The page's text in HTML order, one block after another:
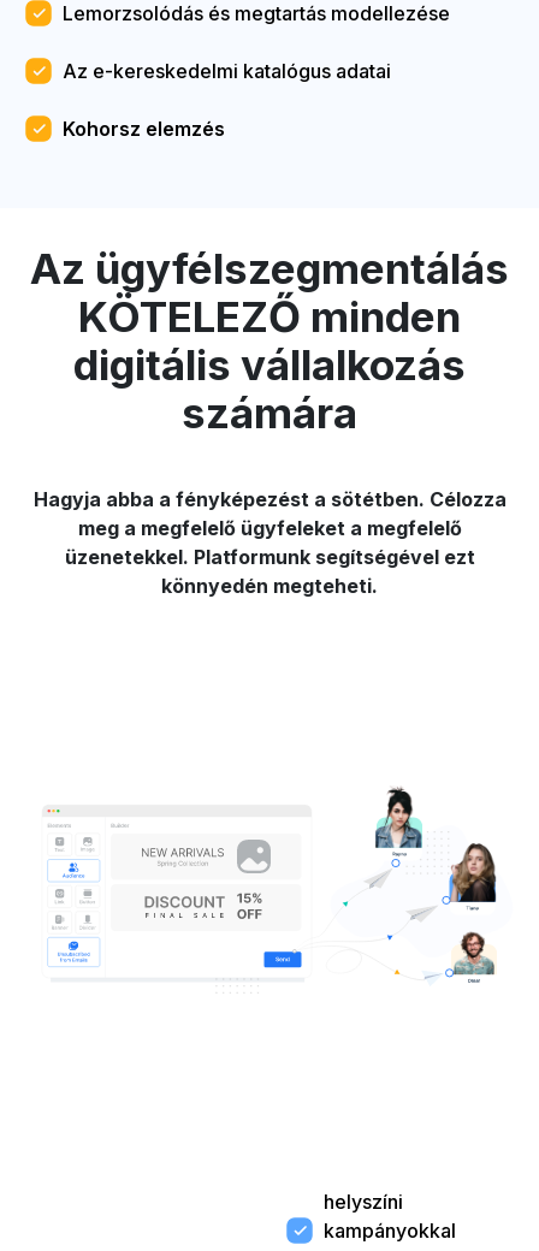
Lemorzsolódás és megtartás modellezése
Az e-kereskedelmi katalógus adatai
Kohorsz elemzés
Az ügyfélszegmentálás
KÖTELEZŐ minden
digitális vállalkozás
számára
Hagyja abba a fényképezést a sötétben. Célozza
meg a megfelelő ügyfeleket a megfelelő
üzenetekkel. Platformunk segítségével ezt
könnyedén megteheti.
helyszíni
kampányokkal